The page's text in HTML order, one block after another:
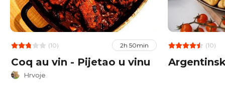
(10) 2h 50min
Coq au vin - Pijetao u vinu
Hrvoje
(10)